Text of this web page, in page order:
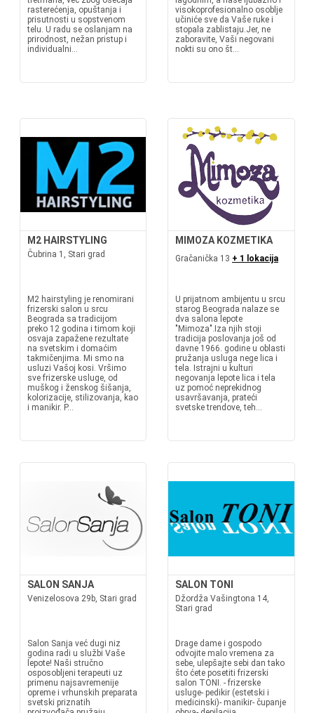
rasterećenja, opuštanja i
prisutnosti u sopstvenom
telu. U radu se oslanjam na
prirodnost, nežan pristup i
individualni...
visokoprofesionalno osoblje
učiniće sve da Vaše ruke i
stopala zablistaju.Jer, ne
zaboravite, Vaši negovani
nokti su ono št...
M2 HAIRSTYLING
Čubrina 1, Stari grad
M2 hairstyling je renomirani
frizerski salon u srcu
Beograda sa tradicijom
preko 12 godina i timom koji
osvaja zapažene rezultate
na svetskim i domaćim
takmičenjima. Mi smo na
usluzi Vašoj kosi. Vršimo
sve frizerske usluge, od
muškog i ženskog šišanja,
kolorizacije, stilizovanja, kao
i manikir. P...
MIMOZA KOZMETIKA
Gračanička 13 + 1 lokacija
U prijatnom ambijentu u srcu
starog Beograda nalaze se
dva salona lepote
"Mimoza".Iza njih stoji
tradicija poslovanja još od
davne 1966. godine u oblasti
pružanja usluga nege lica i
tela. Istrajni u kulturi
negovanja lepote lica i tela
uz pomoć neprekidnog
usavršavanja, prateći
svetske trendove, teh...
SALON SANJA
Venizelosova 29b, Stari grad
Salon Sanja već dugi niz
godina radi u službi Vaše
lepote! Naši stručno
osposobljeni terapeuti uz
primenu najsavremenije
opreme i vrhunskih preparata
svetski priznatih
SALON TONI
Džordža Vašingtona 14,
Stari grad
Drage dame i gospodo
odvojite malo vremena za
sebe, ulepšajte sebi dan tako
što ćete posetiti frizerski
salon TONI. - frizerske
usluge- pedikir (estetski i
medicinski)- manikir- čupanje